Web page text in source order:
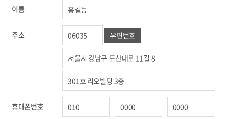
이름
주소 우편번호
휴대폰번호 - -